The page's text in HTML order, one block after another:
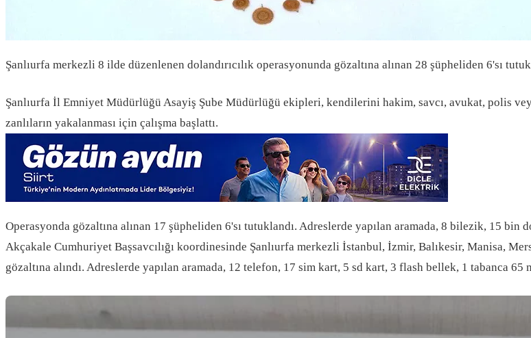
Şanlıurfa merkezli 8 ilde düzenlenen dolandırıcılık operasyonunda gözaltına alınan 28 şüpheliden 6'sı
Şanlıurfa İl Emniyet Müdürlüğü Asayiş Şube Müdürlüğü ekipleri, kendilerini hakim, savcı, avukat, polis
zanlıların yakalanması için çalışma başlattı.
Operasyonda gözaltına alınan 17 şüpheliden 6'sı tutuklandı. Adreslerde yapılan aramada, 8 bilezik, 15 bin
Akçakale Cumhuriyet Başsavcılığı koordinesinde Şanlıurfa merkezli İstanbul, İzmir, Balıkesir, Manisa,
gözaltına alındı. Adreslerde yapılan aramada, 12 telefon, 17 sim kart, 5 sd kart, 3 flash bellek, 1 tabanca